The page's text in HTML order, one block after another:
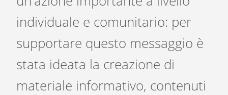
individuale e comunitario: per
supportare questo messaggio è
stata ideata la creazione di
materiale informativo, contenuti